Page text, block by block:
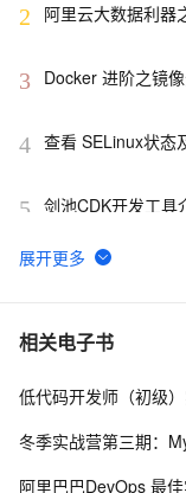
2
阿里云大数据利器
3 Docker 进阶之镜
4 查看 SELinux状态
5 剑池CDK开发工具
6 WebAssembly 在
7 userdel使用说明
8 自己看系统的“系统
相关电子书
低代码开发师（初级
冬季实战营第三期：
阿里巴巴DevOps 最